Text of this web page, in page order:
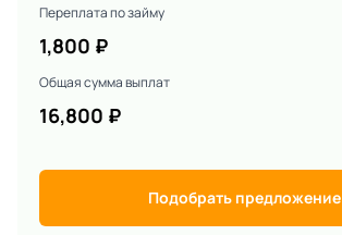
Переплата по займу
1,800 ₽
Общая сумма выплат
16,800 ₽
Подобрать предложение